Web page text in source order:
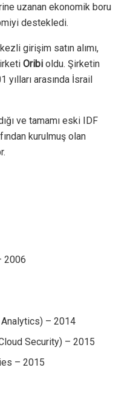
uzanan ekonomik boru
destekledi.
girişim satın alımı,
Oribi oldu. Şirketin
yılları arasında İsrail
ve tamamı eski IDF
kurulmuş olan
2006
– 2014
Security) – 2015
– 2015